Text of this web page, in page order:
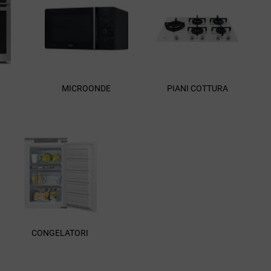
MICROONDE PIANI COTTURA
CONGELATORI